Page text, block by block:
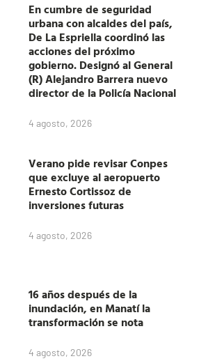
En cumbre de seguridad
urbana con alcaldes del país,
De La Espriella coordinó las
acciones del próximo
gobierno. Designó al General
(R) Alejandro Barrera nuevo
director de la Policía Nacional
4 agosto, 2026
Verano pide revisar Conpes
que excluye al aeropuerto
Ernesto Cortissoz de
inversiones futuras
4 agosto, 2026
16 años después de la
inundación, en Manatí la
transformación se nota
4 agosto, 2026